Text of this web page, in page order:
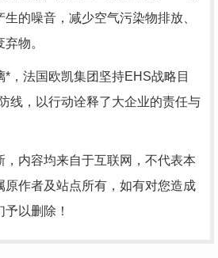
的噪音，减少空气污染物排放、
物。
，法国欧凯集团坚持EHS战略目
线，以行动诠释了大企业的责任与
，内容均来自于互联网，不代表本
原作者及站点所有，如有对您造成
以删除！